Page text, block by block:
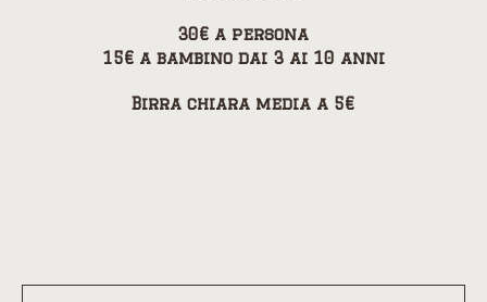
30€ a persona
15€ a bambino dai 3 ai 10 anni
Birra chiara media a 5€